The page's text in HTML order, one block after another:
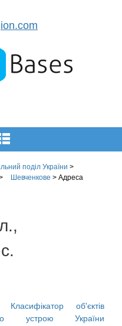
поділ України >
Шевченкове > Адреса
Класифікатор об'єктів
устрою України